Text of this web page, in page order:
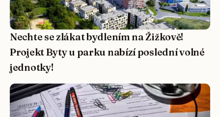
Nechte se zlákat bydlením na Žižkově!
Projekt Byty u parku nabízí poslední volné
jednotky!